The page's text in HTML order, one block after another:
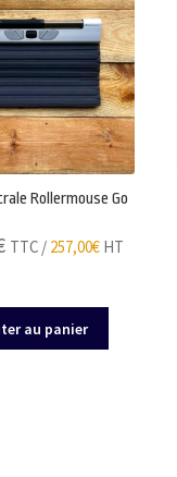
Rollermouse Go
TTC / 257,00€HT
au panier